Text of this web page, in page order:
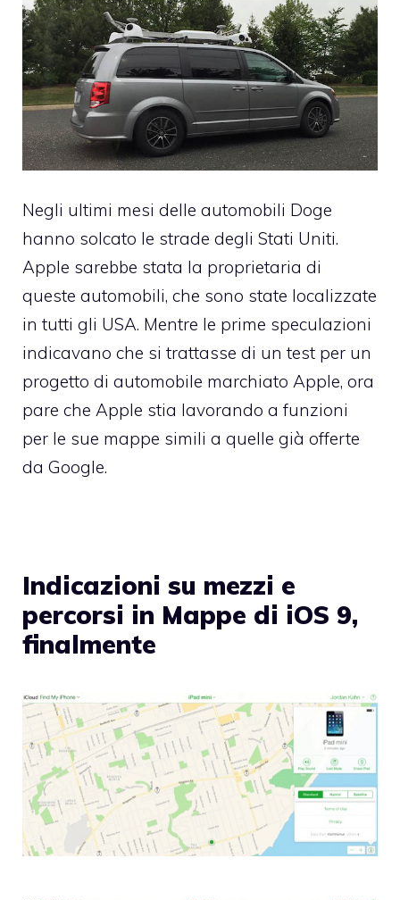
Negli ultimi mesi delle automobili Doge
hanno solcato le strade degli Stati Uniti.
Apple sarebbe stata la proprietaria di
queste automobili, che sono state localizzate
in tutti gli USA. Mentre le prime speculazioni
indicavano che si trattasse di un test per un
progetto di automobile marchiato Apple, ora
pare che Apple stia lavorando a funzioni
per le sue mappe simili a quelle già offerte
da Google.
Indicazioni su mezzi e
percorsi in Mappe di iOS 9,
finalmente